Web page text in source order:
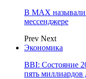
В МAX называли
мессенджере
Prev Next
Экономика
BBI: Состояние
пять миллиардов